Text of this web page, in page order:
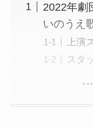
2022年劇
いのうえ
上演
スタ